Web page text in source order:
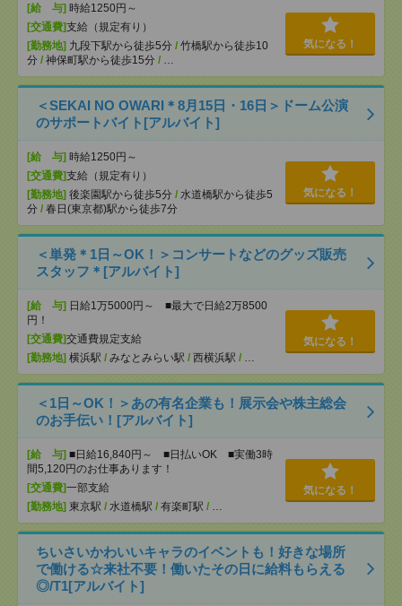
[給 与] 時給1250円～
[交通費]支給（規定有り）
[勤務地] 九段下駅から徒歩5分 / 竹橋駅から徒歩10
分 / 神保町駅から徒歩15分 /
気になる！
＜SEKAI NO OWARI＊8月15日・16日＞ドーム公演
のサポートバイト[アルバイト]
[給 与] 時給1250円～
[交通費]支給（規定有り）
[勤務地] 後楽園駅から徒歩5分 / 水道橋駅から徒歩5
分 / 春日(東京都)駅から徒歩7分
気になる！
＜単発＊1日～OK！＞コンサートなどのグッズ販売
スタッフ＊[アルバイト]
[給 与] 日給1万5000円～ ■最大で日給2万8500
円！
[交通費]交通費規定支給
[勤務地] 横浜駅 / みなとみらい駅 / 西横浜駅 /
気になる！
＜1日～OK！＞あの有名企業も！展示会や株主総会
のお手伝い！[アルバイト]
[給 与] ■日給16,840円～ ■日払いOK ■実働3時
間5,120円のお仕事あります！
[交通費]一部支給
[勤務地] 東京駅 / 水道橋駅 / 有楽町駅 /
気になる！
ちいさいかわいいキャラのイベントも！好きな場所
で働ける☆来社不要！働いたその日に給料もらえる
◎/T1[アルバイト]